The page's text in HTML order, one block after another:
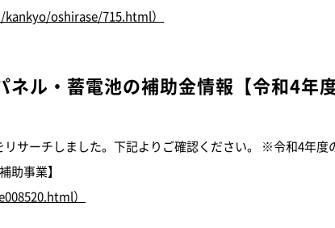
oshirase/715.html）
ネル・蓄電池の補助金情報 【令和4年
サーチしました。下記よりご確認ください。 ※令和4年度
助事業】
）